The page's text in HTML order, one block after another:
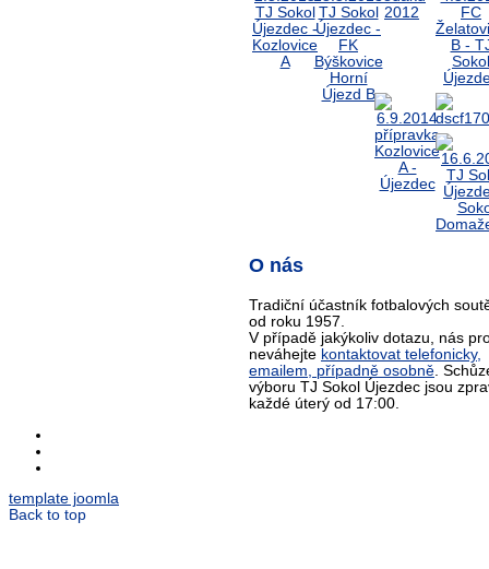
O nás
Tradiční účastník fotbalových
od roku 1957.
V případě jakýkoliv dotazu, nás
neváhejte kontaktovat telefonicky,
emailem, případně osobně.
výboru TJ Sokol Újezdec jsou
každé úterý od 17:00.
template joomla
Back to top